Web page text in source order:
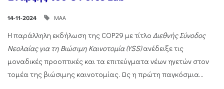
14-11-2024 ΜΑΑ
Η παράλληλη εκδήλωση της COP29 με τίτλο Διεθνής Σύνοδος
Νεολαίας για τη Βιώσιμη Καινοτομία (YSS)ανέδειξε τις
μοναδικές προοπτικές και τα επιτεύγματα νέων ηγετών στον
τομέα της βιώσιμης καινοτομίας. Ως η πρώτη παγκόσμια...